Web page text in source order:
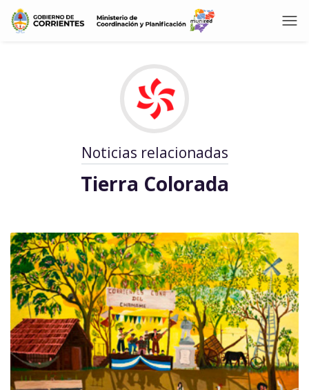
Noticias relacionadas
Tierra Colorada